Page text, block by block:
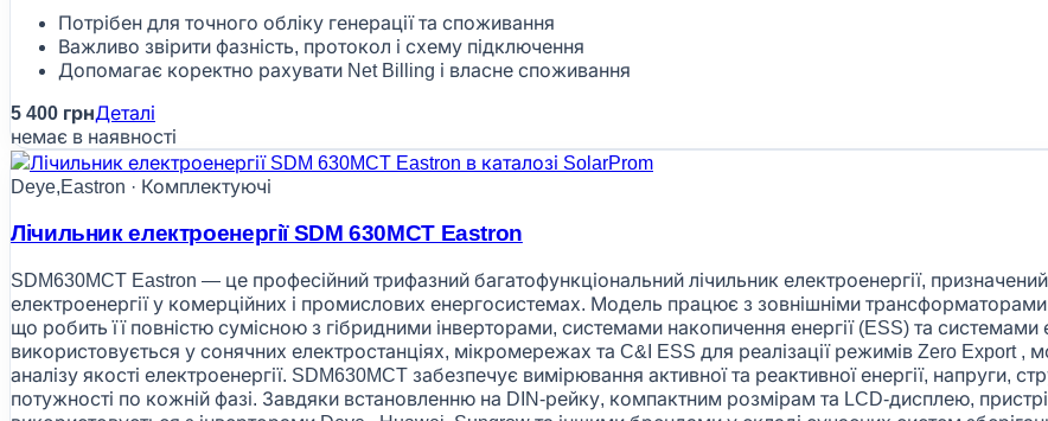
Потрібен для точного обліку генерації та споживання
Важливо звірити фазність, протокол і схему підключення
Допомагає коректно рахувати Net Billing і власне споживання
5 400 грнДеталі
немає в наявності
Deye,Eastron · Комплектуючі
Лічильник електроенергії SDM 630MCT Eastron
SDM630MCT Eastron — це професійний трифазний багатофункціональний лічильник електроенергії,
електроенергії у комерційних і промислових енергосистемах. Модель працює з зовнішніми
що робить її повністю сумісною з гібридними інверторами, системами накопичення енергії (ESS) та
використовується у сонячних електростанціях, мікромережах та C&I ESS для реалізації режимів Zero Export ,
аналізу якості електроенергії. SDM630MCT забезпечує вимірювання активної та реактивної енергії, напруги,
потужності по кожній фазі. Завдяки встановленню на DIN-рейку, компактним розмірам та LCD-дисплею,